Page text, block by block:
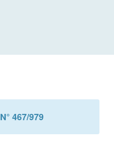
N° 467/979